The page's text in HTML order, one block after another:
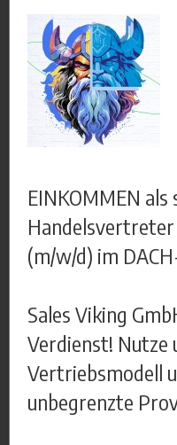
EINKOMMEN
Handelsvertreter
(m/w/d) im
Sales Viking
Verdienst! Nutze
Vertriebsmodell
unbegrenzte